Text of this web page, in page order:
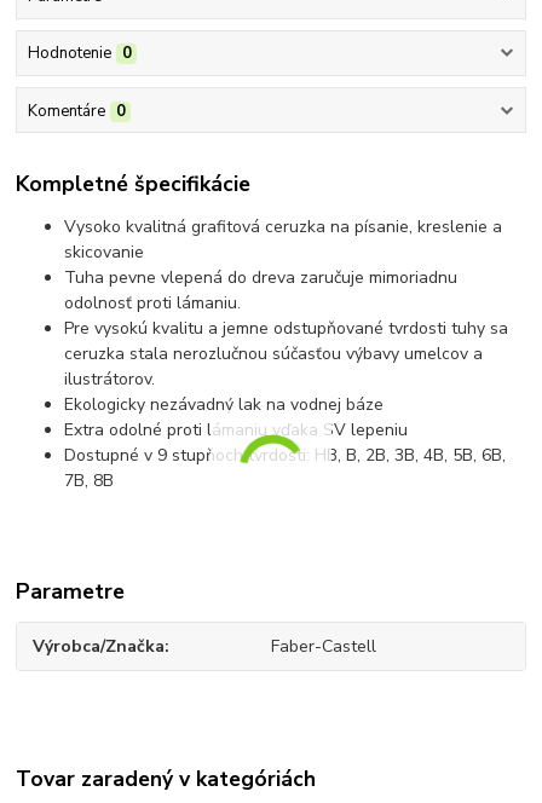
Hodnotenie 0
Komentáre 0
Kompletné špecifikácie
Vysoko kvalitná grafitová ceruzka na písanie, kreslenie a
skicovanie
Tuha pevne vlepená do dreva zaručuje mimoriadnu
odolnosť proti lámaniu.
Pre vysokú kvalitu a jemne odstupňované tvrdosti tuhy sa
ceruzka stala nerozlučnou súčasťou výbavy umelcov a
ilustrátorov.
Ekologicky nezávadný lak na vodnej báze
Extra odolné proti lámaniu vďaka SV lepeniu
Dostupné v 9 stupňoch tvrdosti: HB, B, 2B, 3B, 4B, 5B, 6B,
7B, 8B
Parametre
Výrobca/Značka Faber-Castell
Tovar zaradený v kategóriách